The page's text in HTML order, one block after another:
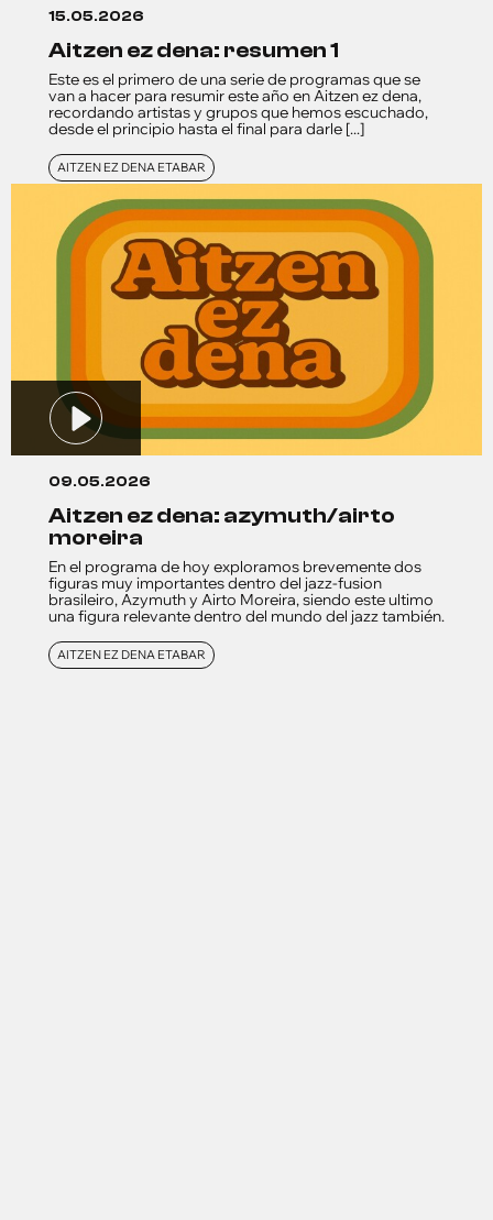
15.05.2026
aitzen ez dena: resumen 1
Este es el primero de una serie de programas que se
van a hacer para resumir este año en Aitzen ez dena,
recordando artistas y grupos que hemos escuchado,
desde el principio hasta el final para darle [...]
AITZEN EZ DENA ETABAR
09.05.2026
aitzen ez dena: azymuth/airto
moreira
En el programa de hoy exploramos brevemente dos
figuras muy importantes dentro del jazz-fusion
brasileiro, Azymuth y Airto Moreira, siendo este ultimo
una figura relevante dentro del mundo del jazz también.
AITZEN EZ DENA ETABAR